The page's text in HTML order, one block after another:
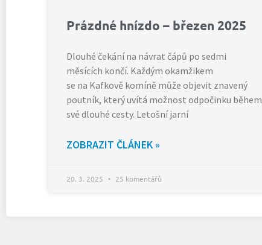
Prázdné hnízdo – březen 2025
Dlouhé čekání na návrat čápů po sedmi
měsících končí. Každým okamžikem
se na Kafkově komíně může objevit znavený
poutník, který uvítá možnost odpočinku během
své dlouhé cesty. Letošní jarní
ZOBRAZIT ČLÁNEK »
20. 3. 2025 25 komentářů